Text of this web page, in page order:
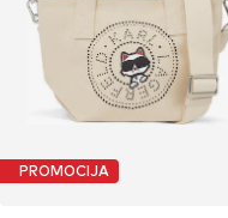
PROMOCIJA